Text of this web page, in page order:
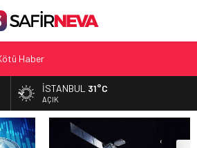
Haber
ismi tutuklandı
trafik felç
Çipras Türkiye’ye gelecek
İSTANBUL 31°C
AÇIK